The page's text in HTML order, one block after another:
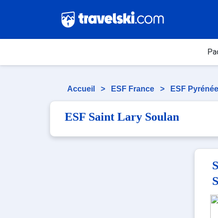
Accueil > ESF France > ESF
ESF Saint Lary Soulan